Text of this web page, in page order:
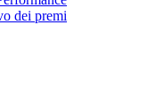
dei premi